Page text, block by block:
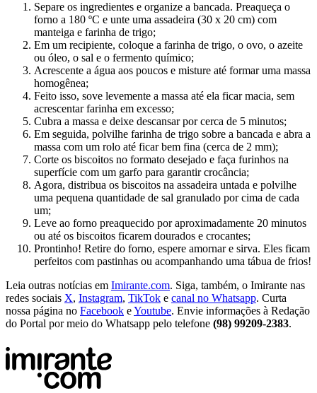
Separe os ingredientes e organize a bancada. Preaqueça o
forno a 180 ºC e unte uma assadeira (30 x 20 cm) com
manteiga e farinha de trigo;
Em um recipiente, coloque a farinha de trigo, o ovo, o azeite
ou óleo, o sal e o fermento químico;
Acrescente a água aos poucos e misture até formar uma massa
homogênea;
Feito isso, sove levemente a massa até ela ficar macia, sem
acrescentar farinha em excesso;
Cubra a massa e deixe descansar por cerca de 5 minutos;
Em seguida, polvilhe farinha de trigo sobre a bancada e abra a
massa com um rolo até ficar bem fina (cerca de 2 mm);
Corte os biscoitos no formato desejado e faça furinhos na
superfície com um garfo para garantir crocância;
Agora, distribua os biscoitos na assadeira untada e polvilhe
uma pequena quantidade de sal granulado por cima de cada
um;
Leve ao forno preaquecido por aproximadamente 20 minutos
ou até os biscoitos ficarem dourados e crocantes;
Prontinho! Retire do forno, espere amornar e sirva. Eles ficam
perfeitos com pastinhas ou acompanhando uma tábua de frios!
Leia outras notícias em Imirante.com. Siga, também, o Imirante nas
redes sociais X, Instagram, TikTok e canal no Whatsapp. Curta
nossa página no Facebook eYoutube. Envie informações à Redação
do Portal por meio do Whatsapp pelo telefone (98) 99209-2383.